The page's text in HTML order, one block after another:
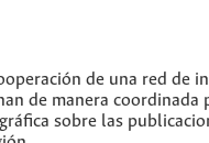
de una red de
de manera coordinada
sobre las